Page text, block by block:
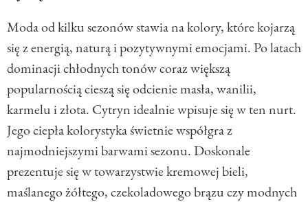
Moda od kilku sezonów stawia na kolory, które kojarzą
się z energią, naturą i pozytywnymi emocjami. Po latach
dominacji chłodnych tonów coraz większą
popularnością cieszą się odcienie masła, wanilii,
karmelu i złota. Cytryn idealnie wpisuje się w ten nurt.
Jego ciepła kolorystyka świetnie współgra z
najmodniejszymi barwami sezonu. Doskonale
prezentuje się w towarzystwie kremowej bieli,
maślanego żółtego, czekoladowego brązu czy modnych